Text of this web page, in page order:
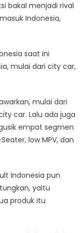
bakal menjadi rival
Indonesia,
saat ini
mulai dari city car,
mulai dari
car. Lalu ada juga
empat segmen
low MPV, dan
Indonesia pun
yaitu
produk itu